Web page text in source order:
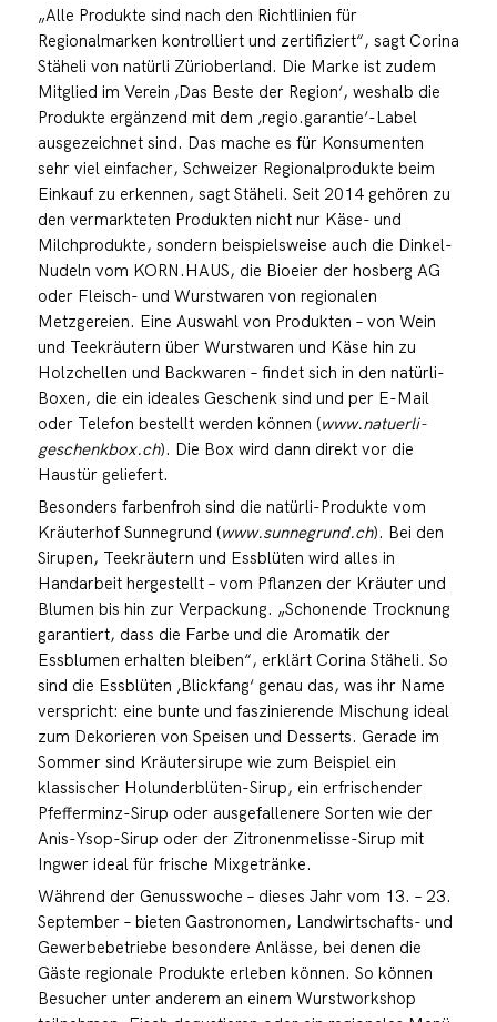
„Alle Produkte sind nach den Richtlinien für
Regionalmarken kontrolliert und zertifiziert“, sagt Corina
Stäheli von natürli Zürioberland. Die Marke ist zudem
Mitglied im Verein ‚Das Beste der Region‘, weshalb die
Produkte ergänzend mit dem ‚regio.garantie‘-Label
ausgezeichnet sind. Das mache es für Konsumenten
sehr viel einfacher, Schweizer Regionalprodukte beim
Einkauf zu erkennen, sagt Stäheli. Seit 2014 gehören zu
den vermarkteten Produkten nicht nur Käse- und
Milchprodukte, sondern beispielsweise auch die Dinkel-
Nudeln vom KORN.HAUS, die Bioeier der hosberg AG
oder Fleisch- und Wurstwaren von regionalen
Metzgereien. Eine Auswahl von Produkten – von Wein
und Teekräutern über Wurstwaren und Käse hin zu
Holzchellen und Backwaren – findet sich in den natürli-
Boxen, die ein ideales Geschenk sind und per E-Mail
oder Telefon bestellt werden können (www.natuerli-
geschenkbox.ch). Die Box wird dann direkt vor die
Haustür geliefert.
Besonders farbenfroh sind die natürli-Produkte vom
Kräuterhof Sunnegrund (www.sunnegrund.ch). Bei den
Sirupen, Teekräutern und Essblüten wird alles in
Handarbeit hergestellt – vom Pflanzen der Kräuter und
Blumen bis hin zur Verpackung. „Schonende Trocknung
garantiert, dass die Farbe und die Aromatik der
Essblumen erhalten bleiben“, erklärt Corina Stäheli. So
sind die Essblüten ‚Blickfang‘ genau das, was ihr Name
verspricht: eine bunte und faszinierende Mischung ideal
zum Dekorieren von Speisen und Desserts. Gerade im
Sommer sind Kräutersirupe wie zum Beispiel ein
klassischer Holunderblüten-Sirup, ein erfrischender
Pfefferminz-Sirup oder ausgefallenere Sorten wie der
Anis-Ysop-Sirup oder der Zitronenmelisse-Sirup mit
Ingwer ideal für frische Mixgetränke.
Während der Genusswoche – dieses Jahr vom 13. – 23.
September – bieten Gastronomen, Landwirtschafts- und
Gewerbebetriebe besondere Anlässe, bei denen die
Gäste regionale Produkte erleben können. So können
Besucher unter anderem an einem Wurstworkshop